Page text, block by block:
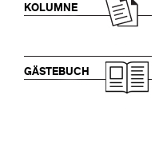
KOLUMNE
GÄSTEBUCH